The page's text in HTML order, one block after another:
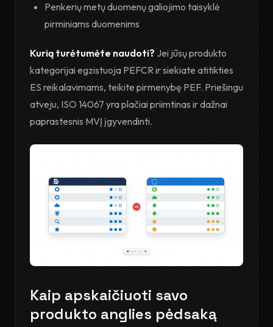
Penkerių metų duomenų galiojimo taisyklė
pirminiams duomenims
Kurią turėtumėte naudoti? Jei jūsų produkto
kategorijai egzistuoja PEFCR ir siekiate atitikties
ES reikalavimams, teikite pirmenybę PEF. Priešingu
atveju, ISO 14067 yra plačiai priimtinas ir dažnai
paprastesnis MVĮ įgyvendinti.
Kaip apskaičiuoti savo
produkto anglies pėdsaką